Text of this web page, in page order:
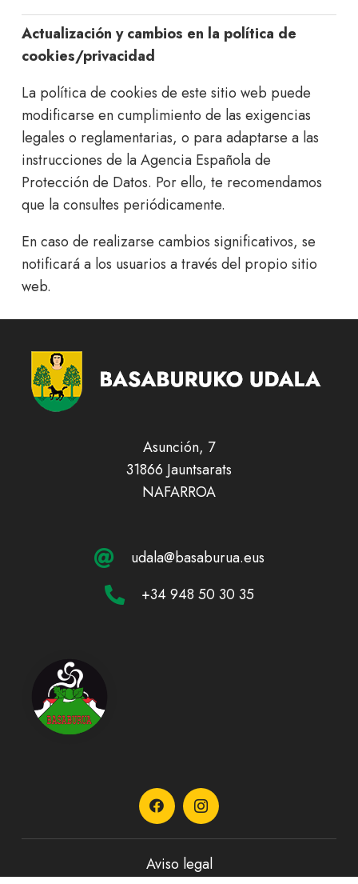
Actualización y cambios en la política de
cookies/privacidad
La política de cookies de este sitio web puede
modificarse en cumplimiento de las exigencias
legales o reglamentarias, o para adaptarse a las
instrucciones de la Agencia Española de
Protección de Datos. Por ello, te recomendamos
que la consultes periódicamente.
En caso de realizarse cambios significativos, se
notificará a los usuarios a través del propio sitio
web.
Asunción, 7
31866 Jauntsarats
NAFARROA
udala@basaburua.eus
+34 948 50 30 35
Aviso legal